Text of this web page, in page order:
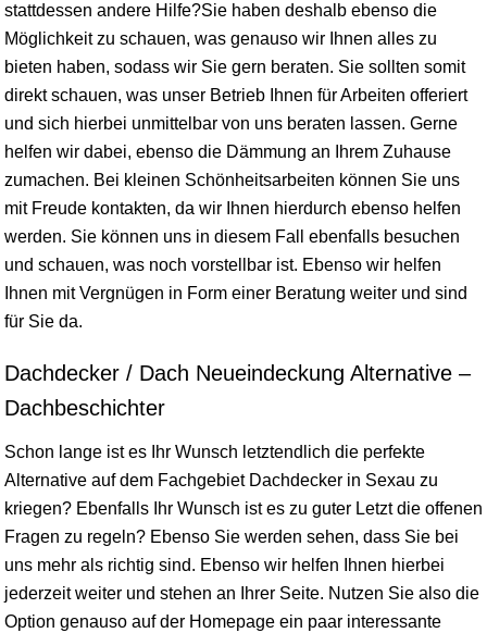
stattdessen andere Hilfe?Sie haben deshalb ebenso die
Möglichkeit zu schauen, was genauso wir Ihnen alles zu
bieten haben, sodass wir Sie gern beraten. Sie sollten somit
direkt schauen, was unser Betrieb Ihnen für Arbeiten offeriert
und sich hierbei unmittelbar von uns beraten lassen. Gerne
helfen wir dabei, ebenso die Dämmung an Ihrem Zuhause
zumachen. Bei kleinen Schönheitsarbeiten können Sie uns
mit Freude kontakten, da wir Ihnen hierdurch ebenso helfen
werden. Sie können uns in diesem Fall ebenfalls besuchen
und schauen, was noch vorstellbar ist. Ebenso wir helfen
Ihnen mit Vergnügen in Form einer Beratung weiter und sind
für Sie da.
Dachdecker / Dach Neueindeckung Alternative –
Dachbeschichter
Schon lange ist es Ihr Wunsch letztendlich die perfekte
Alternative auf dem Fachgebiet Dachdecker in Sexau zu
kriegen? Ebenfalls Ihr Wunsch ist es zu guter Letzt die offenen
Fragen zu regeln? Ebenso Sie werden sehen, dass Sie bei
uns mehr als richtig sind. Ebenso wir helfen Ihnen hierbei
jederzeit weiter und stehen an Ihrer Seite. Nutzen Sie also die
Option genauso auf der Homepage ein paar interessante